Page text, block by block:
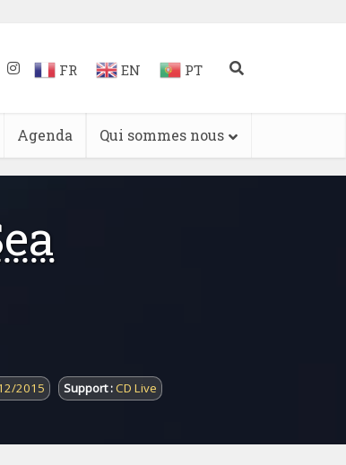
FR EN PT
Agenda Qui sommes nous
2015 Support :CD Live